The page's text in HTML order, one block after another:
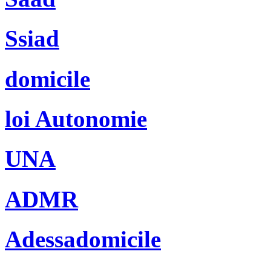
Ssiad
domicile
loi Autonomie
UNA
ADMR
Adessadomicile